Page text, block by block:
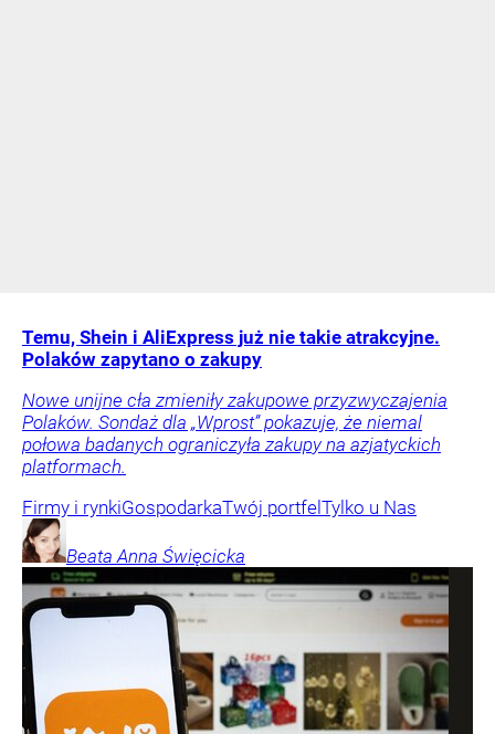
Temu, Shein i AliExpress już nie takie atrakcyjne.
Polaków zapytano o zakupy
Nowe unijne cła zmieniły zakupowe przyzwyczajenia
Polaków. Sondaż dla „Wprost” pokazuje, że niemal
połowa badanych ograniczyła zakupy na azjatyckich
platformach.
Firmy i rynkiGospodarkaTwój portfelTylko u Nas
Beata Anna Święcicka